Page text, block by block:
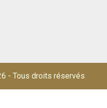
- Tous droits réservés